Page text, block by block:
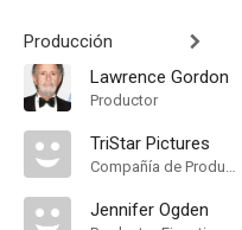
Producción
Lawrence Gordon
Productor
TriStar Pictures
Compañía de Produccion
Jennifer Ogden